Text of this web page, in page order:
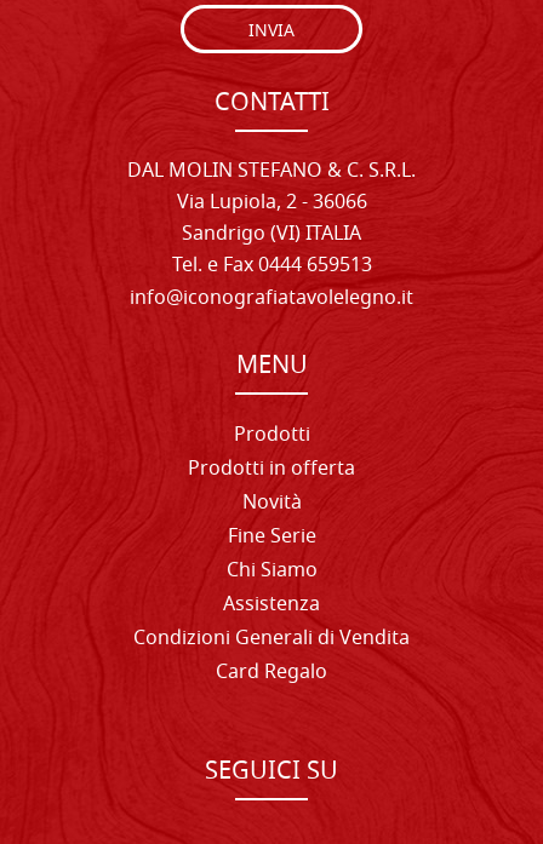
INVIA
CONTATTI
DAL MOLIN STEFANO & C. S.R.L.
Via Lupiola, 2 - 36066
Sandrigo (VI) ITALIA
Tel. e Fax 0444 659513
info@iconografiatavolelegno.it
MENU
Prodotti
Prodotti in offerta
Novità
Fine Serie
Chi Siamo
Assistenza
Condizioni Generali di Vendita
Card Regalo
SEGUICI SU